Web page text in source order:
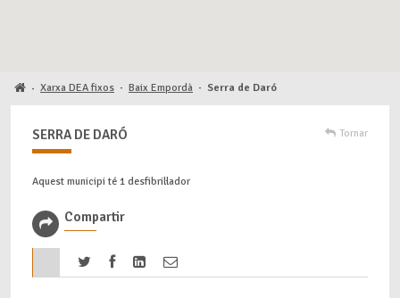
· Xarxa DEA fixos · Baix Empordà · Serra de Daró
Tornar
SERRA DE DARÓ
Aquest municipi té 1 desfibril·lador
Compartir